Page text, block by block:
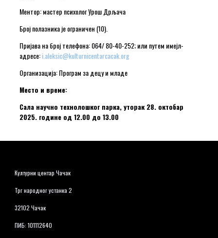
Ментор: мастер психолог Урош Дрљача
Број полазника је ограничен (10).
Пријава на број телефона: 064/ 80-40-252; или путем имејл-
адресе:i.aleksic@kulturnicentarcacak.org
Организација: Програм за децу и младе
Место и време:
Сала научно технолошког парка, уторак 28. октобар
2025. године од 12.00 до 13.00
Културни центар Чачак
Трг народног устанка 2
32102 Чачак
ПИБ: 101112640